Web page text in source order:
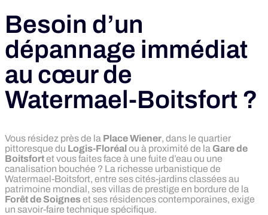
Besoin d’un
dépannage immédiat
au cœur de
Watermael-Boitsfort ?
Vous résidez près de la Place Wiener, dans le quartier
pittoresque du Logis-Floréal ou à proximité de la Gare de
Boitsfortet vous faites face à une fuite d’eau ou une
canalisation bouchée ? La richesse urbanistique de
Watermael-Boitsfort, entre ses cités-jardins classées au
patrimoine mondial, ses villas de prestige en bordure de la
Forêt de Soigneset ses résidences contemporaines, exige
un savoir-faire technique spécifique.